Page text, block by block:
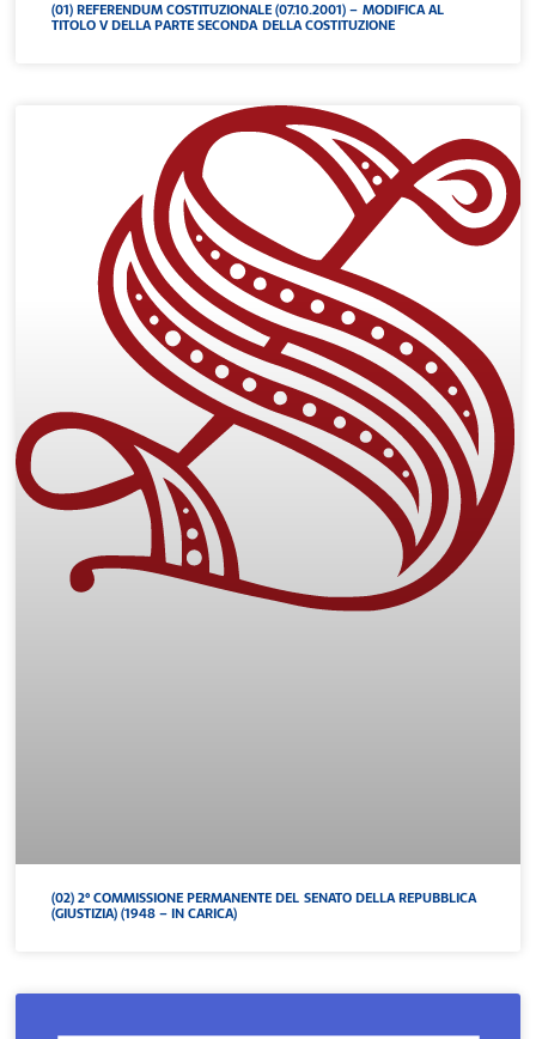
(01) REFERENDUM COSTITUZIONALE (07.10.2001) – MODIFICA AL
TITOLO V DELLA PARTE SECONDA DELLA COSTITUZIONE
(02) 2° COMMISSIONE PERMANENTE DEL SENATO DELLA REPUBBLICA
(GIUSTIZIA) (1948 – IN CARICA)